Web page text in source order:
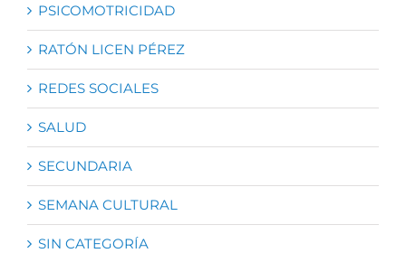
PSICOMOTRICIDAD
RATÓN LICEN PÉREZ
REDES SOCIALES
SALUD
SECUNDARIA
SEMANA CULTURAL
SIN CATEGORÍA